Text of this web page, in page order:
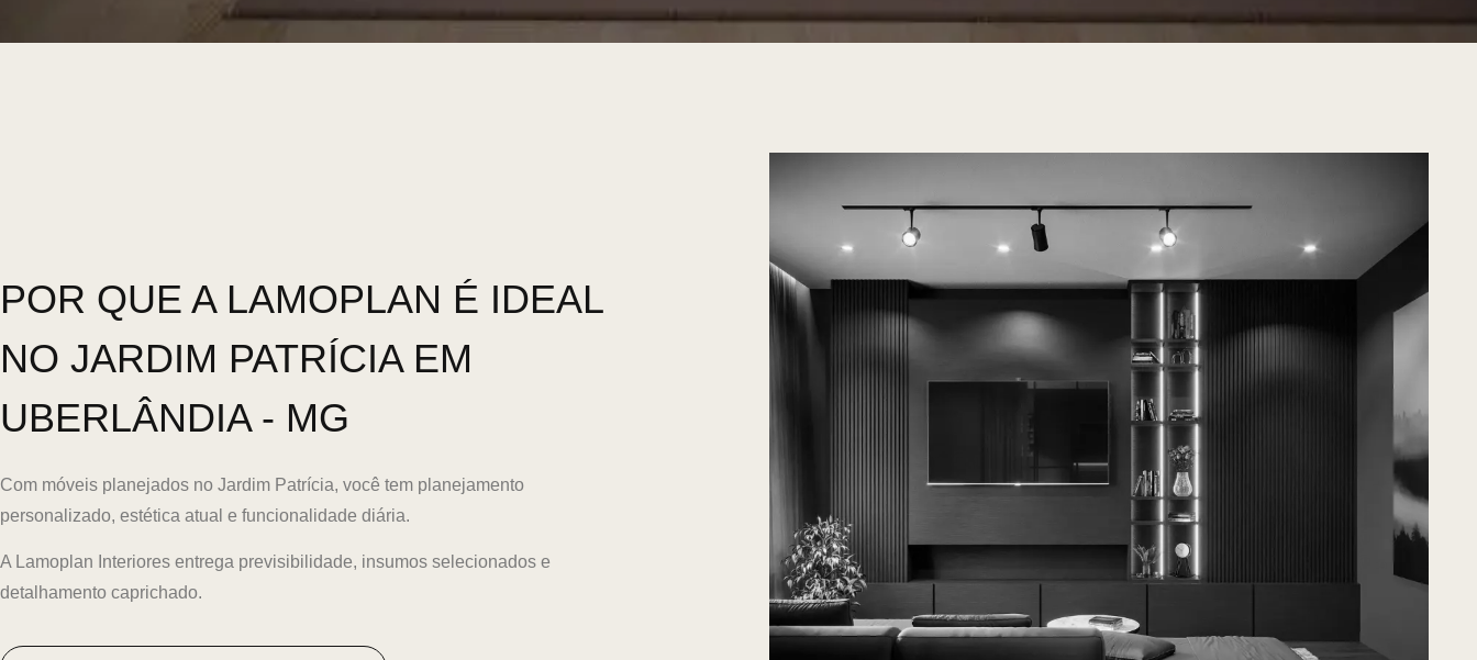
POR QUE A LAMOPLAN É IDEAL
NO JARDIM PATRÍCIA EM
UBERLÂNDIA - MG
Com móveis planejados no Jardim Patrícia, você tem planejamento
personalizado, estética atual e funcionalidade diária.
A Lamoplan Interiores entrega previsibilidade, insumos selecionados e
detalhamento caprichado.